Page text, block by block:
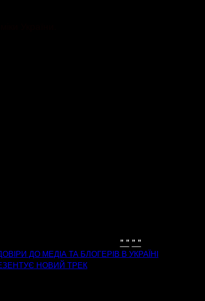
" " " "
ДО МЕДІА ТА БЛОГЕРІВ В УКРАЇНІ
НОВИЙ ТРЕК